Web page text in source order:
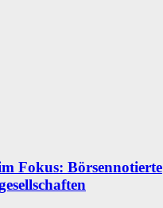
Fokus: Börsennotierte